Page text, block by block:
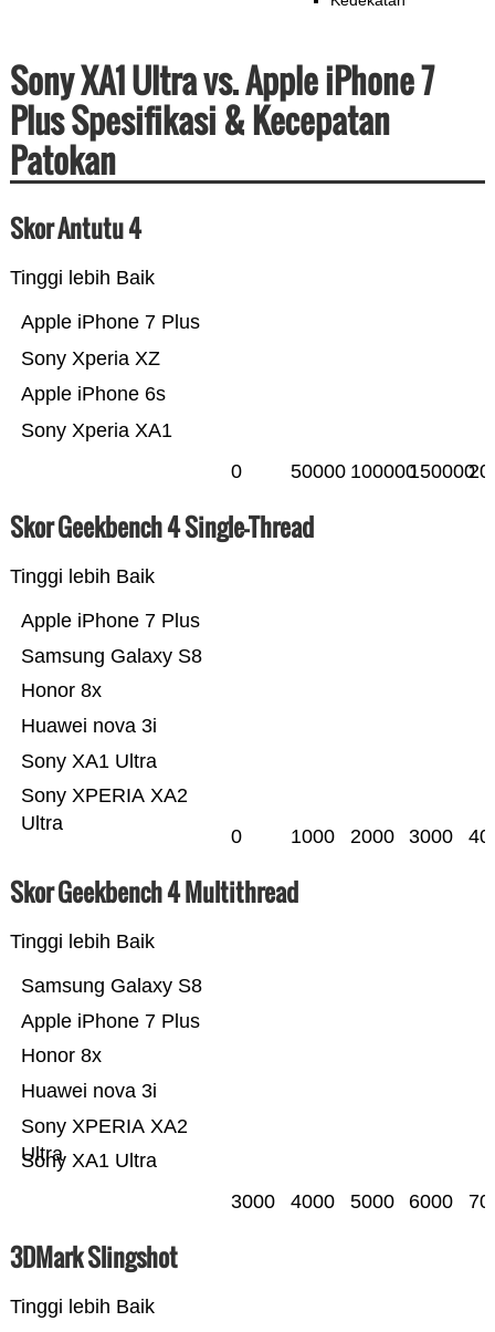
Sony XA1 Ultra vs. Apple iPhone 7
Plus Spesifikasi & Kecepatan
Patokan
Skor Antutu 4
Tinggi lebih Baik
Sony Xperia XA1
Apple iPhone 6s
Sony Xperia XZ
Apple iPhone 7 Plus
0 50000 100000150000
Skor Geekbench 4 Single-Thread
Tinggi lebih Baik
Sony XPERIA XA2
Ultra
Sony XA1 Ultra
Huawei nova 3i
Honor 8x
Samsung Galaxy S8
Apple iPhone 7 Plus
0 1000 2000 3000
Skor Geekbench 4 Multithread
Tinggi lebih Baik
Sony XA1 Ultra
Sony XPERIA XA2
Ultra
Huawei nova 3i
Honor 8x
Apple iPhone 7 Plus
Samsung Galaxy S8
3000 4000 5000 6000
3DMark Slingshot
Tinggi lebih Baik